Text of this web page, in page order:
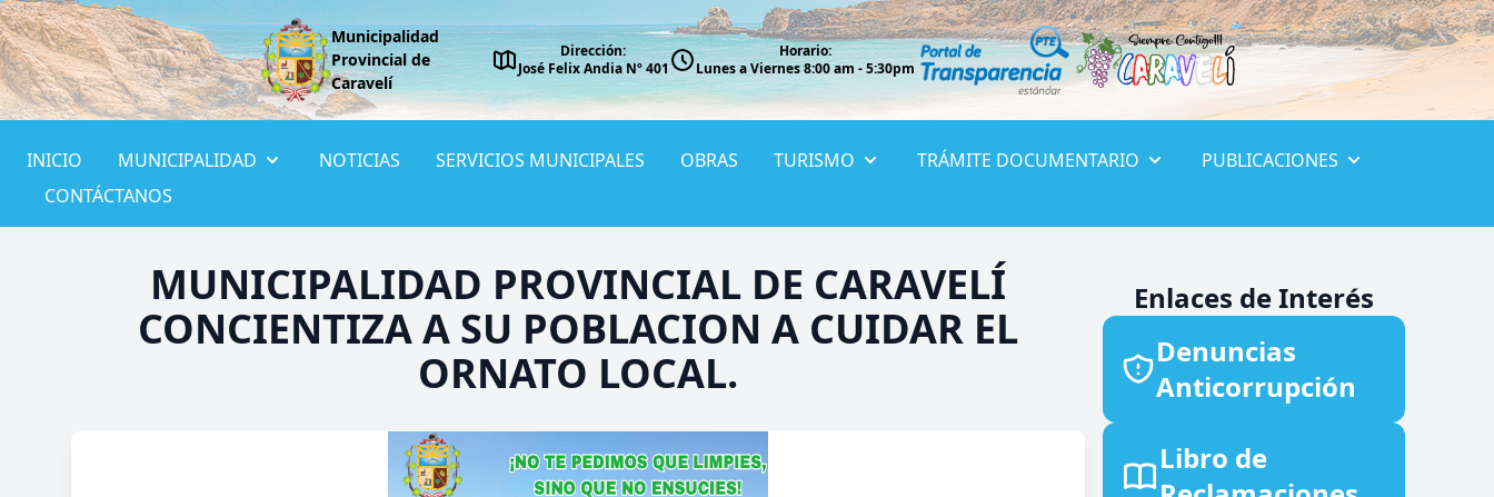
Municipalidad
Provincial de
Caravelí
Dirección:
José Felix Andia Nº 401
Horario:
Lunes a Viernes 8:00 am - 5:30pm
INICIO MUNICIPALIDAD NOTICIAS SERVICIOS MUNICIPALES OBRAS TURISMO TRÁMITE DOCUMENTARIO
PUBLICACIONES
CONTÁCTANOS
MUNICIPALIDAD PROVINCIAL DE CARAVELÍ
CONCIENTIZA A SU POBLACION A CUIDAR EL
ORNATO LOCAL.
Enlaces de Interés
Denuncias
Anticorrupción
Libro de